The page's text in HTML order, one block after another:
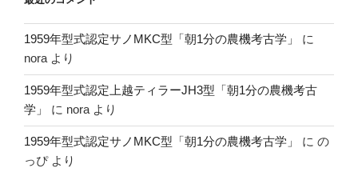
1959年型式認定サノMKC型「朝1分の農機考古学」
に
nora より
1959年型式認定上越ティラーJH3型「朝1分の農機考古
学」
に nora より
1959年型式認定サノMKC型「朝1分の農機考古学」 に の
っぴより